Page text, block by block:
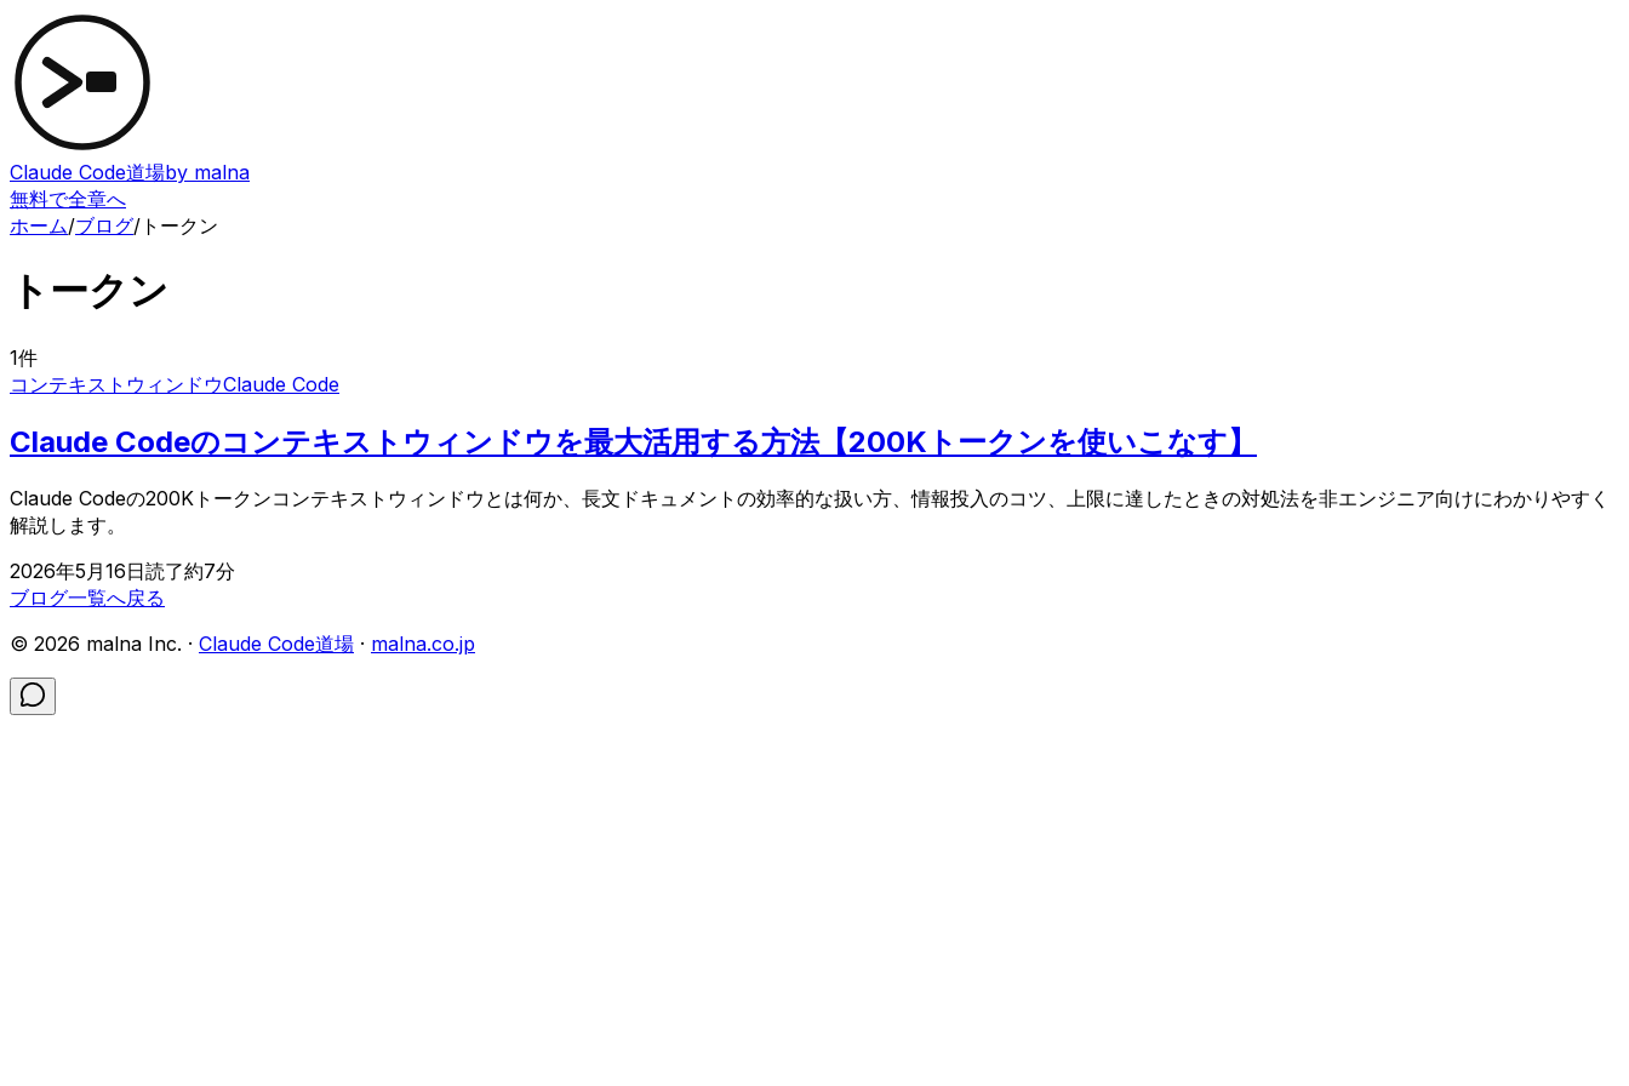
Claude Code道場by malna
無料で全章へ
ホーム/ブログ/ トークン
トークン
1件
コンテキストウィンドウClaude Code
Claude Codeのコンテキストウィンドウを最大活用する方法【200Kトークンを使いこなす】
Claude Codeの200Kトークンコンテキストウィンドウとは何か、長文ドキュメントの効率的な扱い方、情報投入のコツ、上限に達したときの対処法を非エンジニア向けにわかりやすく
解説します。
2026年5月16日読了約7分
ブログ一覧へ戻る
© 2026 malna Inc. · Claude Code道場 · malna.co.jp